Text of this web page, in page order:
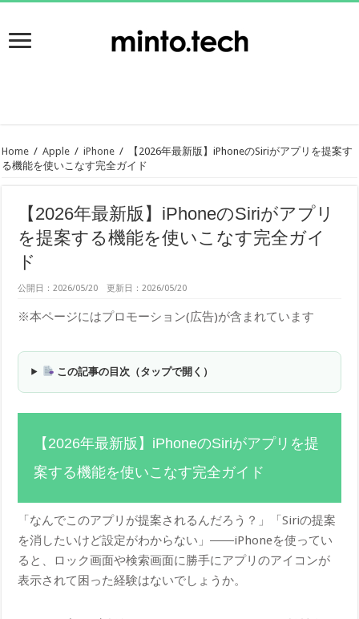
Home / Apple / iPhone /
【2026年最新版】iPhoneのSiriがアプリを提案す
る機能を使いこなす完全ガイド
【2026年最新版】iPhoneのSiriがアプリ
を提案する機能を使いこなす完全ガイ
ド
公開日：2026/05/20 更新日：2026/05/20
※本ページにはプロモーション(広告)が含まれています
この記事の目次（タップで開く）
【2026年最新版】iPhoneのSiriがアプリを提
案する機能を使いこなす完全ガイド
「なんでこのアプリが提案されるんだろう？」「Siriの提案
を消したいけど設定がわからない」――iPhoneを使ってい
ると、ロック画面や検索画面に勝手にアプリのアイコンが
表示されて困った経験はないでしょうか。